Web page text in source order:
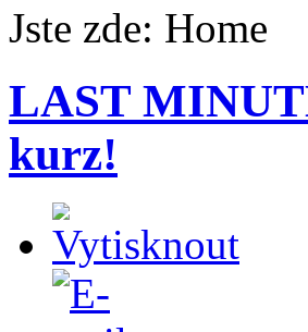
Jste zde: Home
LAST
kurz!